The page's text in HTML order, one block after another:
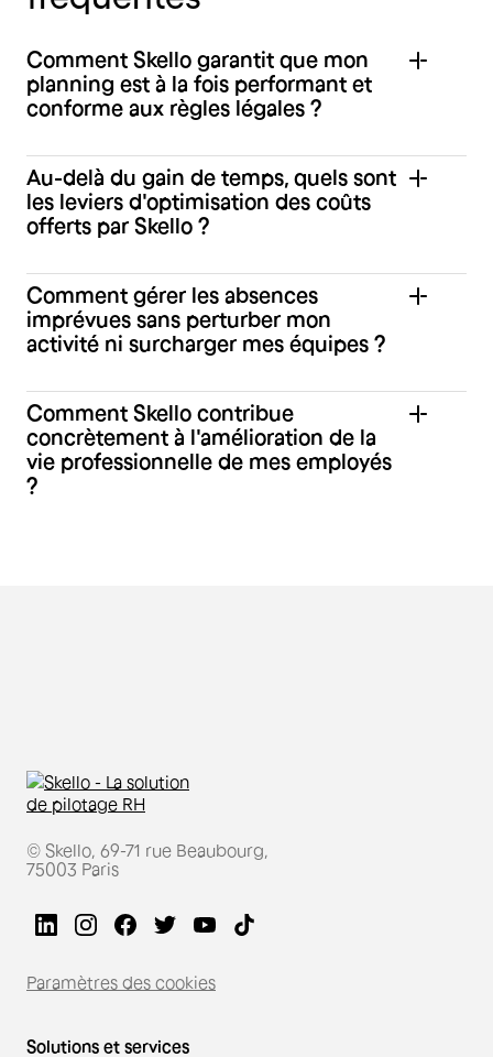
Comment Skello garantit que mon
planning est à la fois performant et
conforme aux règles légales ?
Au-delà du gain de temps, quels sont
les leviers d'optimisation des coûts
offerts par Skello ?
Comment gérer les absences
imprévues sans perturber mon
activité ni surcharger mes équipes ?
Comment Skello contribue
concrètement à l'amélioration de la
vie professionnelle de mes employés
?
© Skello, 69-71 rue Beaubourg,
75003 Paris
Paramètres des cookies
Solutions et services